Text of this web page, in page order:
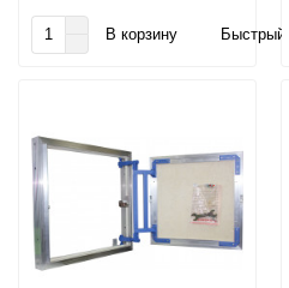
В корзину Быстрый